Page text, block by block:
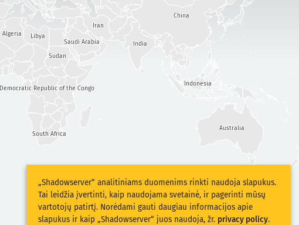
Indonesia
India
China
Democratic Republic of the Congo
South Africa
Libya
Sudan
Iran
Saudi Arabia
Algeria
Australia
„Shadowserver“ analitiniams duomenims rinkti naudoja slapukus.
Tai leidžia įvertinti, kaip naudojama svetainė, ir pagerinti mūsų
vartotojų patirtį. Norėdami gauti daugiau informacijos apie
slapukus ir kaip „Shadowserver“ juos naudoja, žr. privacy policy.